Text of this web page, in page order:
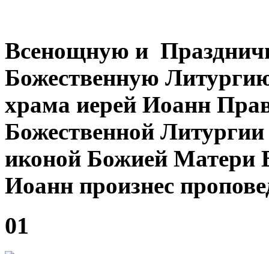
Всенощную и
Божественную
храма иерей Иоанн
Божественной
иконой Божией Матери
Иоанн произнес
01